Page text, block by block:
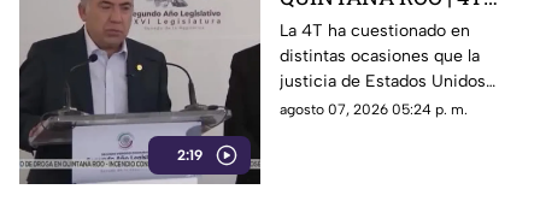
2:19
sigue cuestionando los
señalamientos de
E.E.U.U contra
narc0polít1c0s como
La 4T ha cuestionado en
distintas ocasiones que la
justicia de Estados Unidos
proceda contra presuntos
agosto 07, 2026 05:24 p. m.